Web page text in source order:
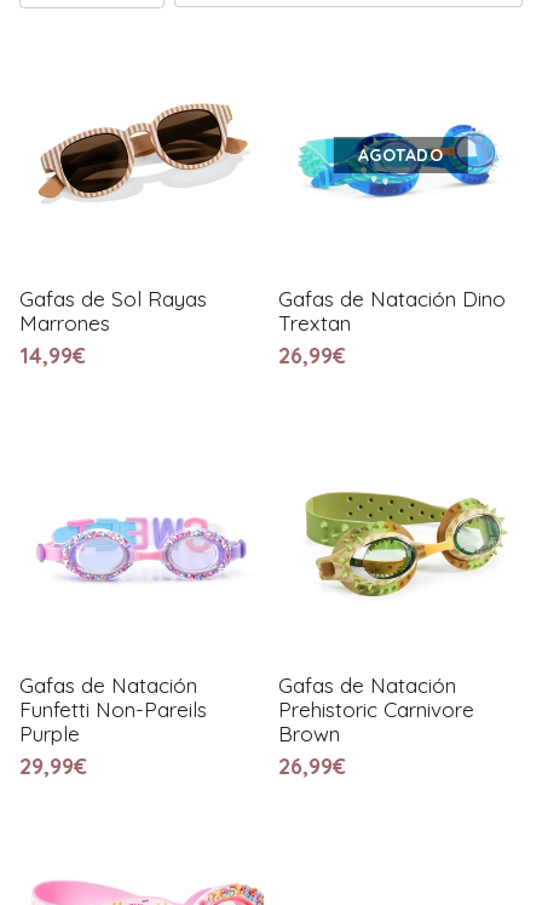
Gafas de Sol Rayas
Marrones
14,99€
AGOTADO
Gafas de Natación Dino
Trextan
26,99€
Gafas de Natación
Funfetti Non-Pareils
Purple
29,99€
Gafas de Natación
Prehistoric Carnivore
Brown
26,99€